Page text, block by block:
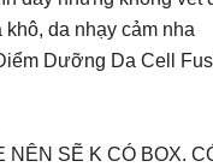
da nhạy cảm nha
Dưỡng Da Cell
NÊN SẼ K CÓ BOX.